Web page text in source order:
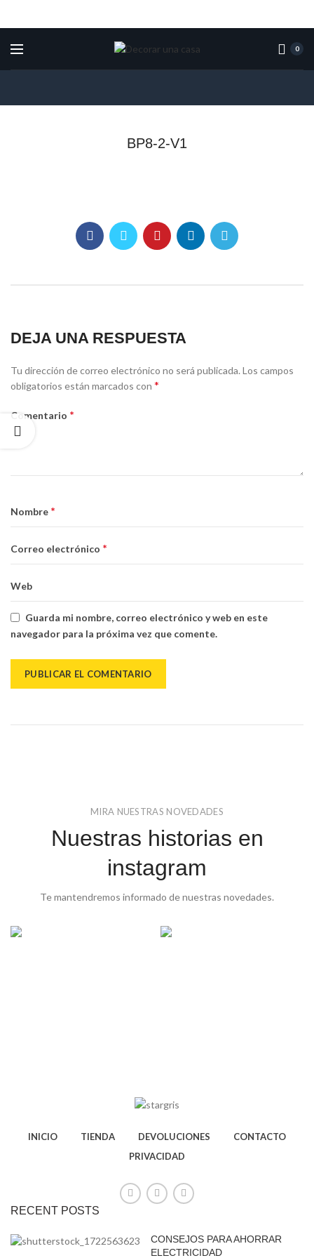
0
BP8-2-V1
DEJA UNA RESPUESTA
Tu dirección de correo electrónico no será publicada.Los campos
obligatorios están marcados con *
Comentario *
Nombre *
Correo electrónico *
Web
Guarda mi nombre, correo electrónico y web en este
navegador para la próxima vez que comente.
MIRA NUESTRAS NOVEDADES
Nuestras historias en
instagram
Te mantendremos informado de nuestras novedades.
INICIO TIENDA DEVOLUCIONES
CONTACTO
PRIVACIDAD
RECENT POSTS
CONSEJOS PARA AHORRAR
ELECTRICIDAD